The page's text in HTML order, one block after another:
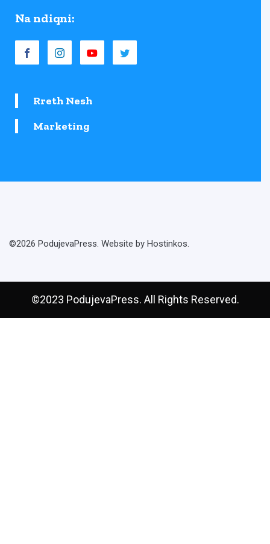
Na ndiqni:
Rreth Nesh
Marketing
©2026 PodujevaPress. Website by Hostinkos.
©2023 PodujevaPress. All Rights Reserved.